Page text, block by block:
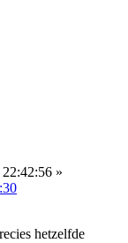
»
hetzelfde